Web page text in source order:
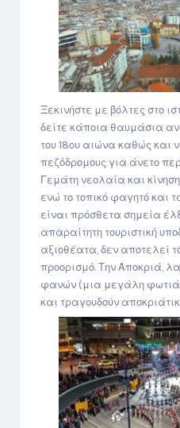
Ξεκινήστε με βόλτες στο
δείτε κάποια θαυμάσια
του 18ου αιώνα καθώς και
πεζόδρομους για άνετο
Γεμάτη νεολαία και
ενώ το τοπικό φαγητό και
είναι πρόσθετα σημεία
απαραίτητη τουριστική
αξιοθέατα, δεν αποτελεί
προορισμό. Την Αποκριά,
φανών (μια μεγάλη φωτιά
και τραγουδούν